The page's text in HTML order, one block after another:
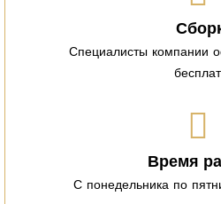
Специалисты компании
Время
С понедельника по